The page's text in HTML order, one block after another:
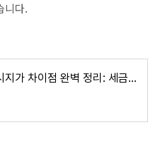
니다.
기준시가 공시지가 차이점 완벽 정리: 세금 절약을 위한 필수 정보